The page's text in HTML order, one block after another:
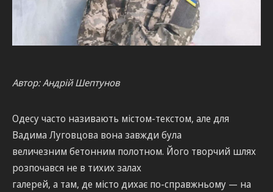
Автор: Андрій Шептунов
Одесу часто називають містом-текстом, але для
Вадима Луговцова вона завжди була
величезним бетонним полотном. Його творчий шлях
розпочався не в тихих залах
галерей, а там, де місто дихає по-справжньому — на